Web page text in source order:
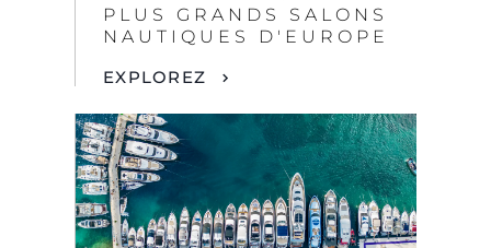
PLUS GRANDS SALONS
NAUTIQUES D'EUROPE
EXPLOREZ